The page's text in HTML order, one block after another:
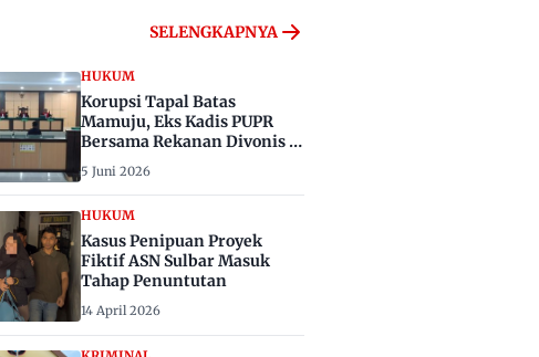
SELENGKAPNYA
HUKUM
Korupsi Tapal Batas
Mamuju, Eks Kadis PUPR
Bersama Rekanan Divonis 6
dan 8 Tahun Penjara
5 Juni 2026
HUKUM
Kasus Penipuan Proyek
Fiktif ASN Sulbar Masuk
Tahap Penuntutan
14 April 2026